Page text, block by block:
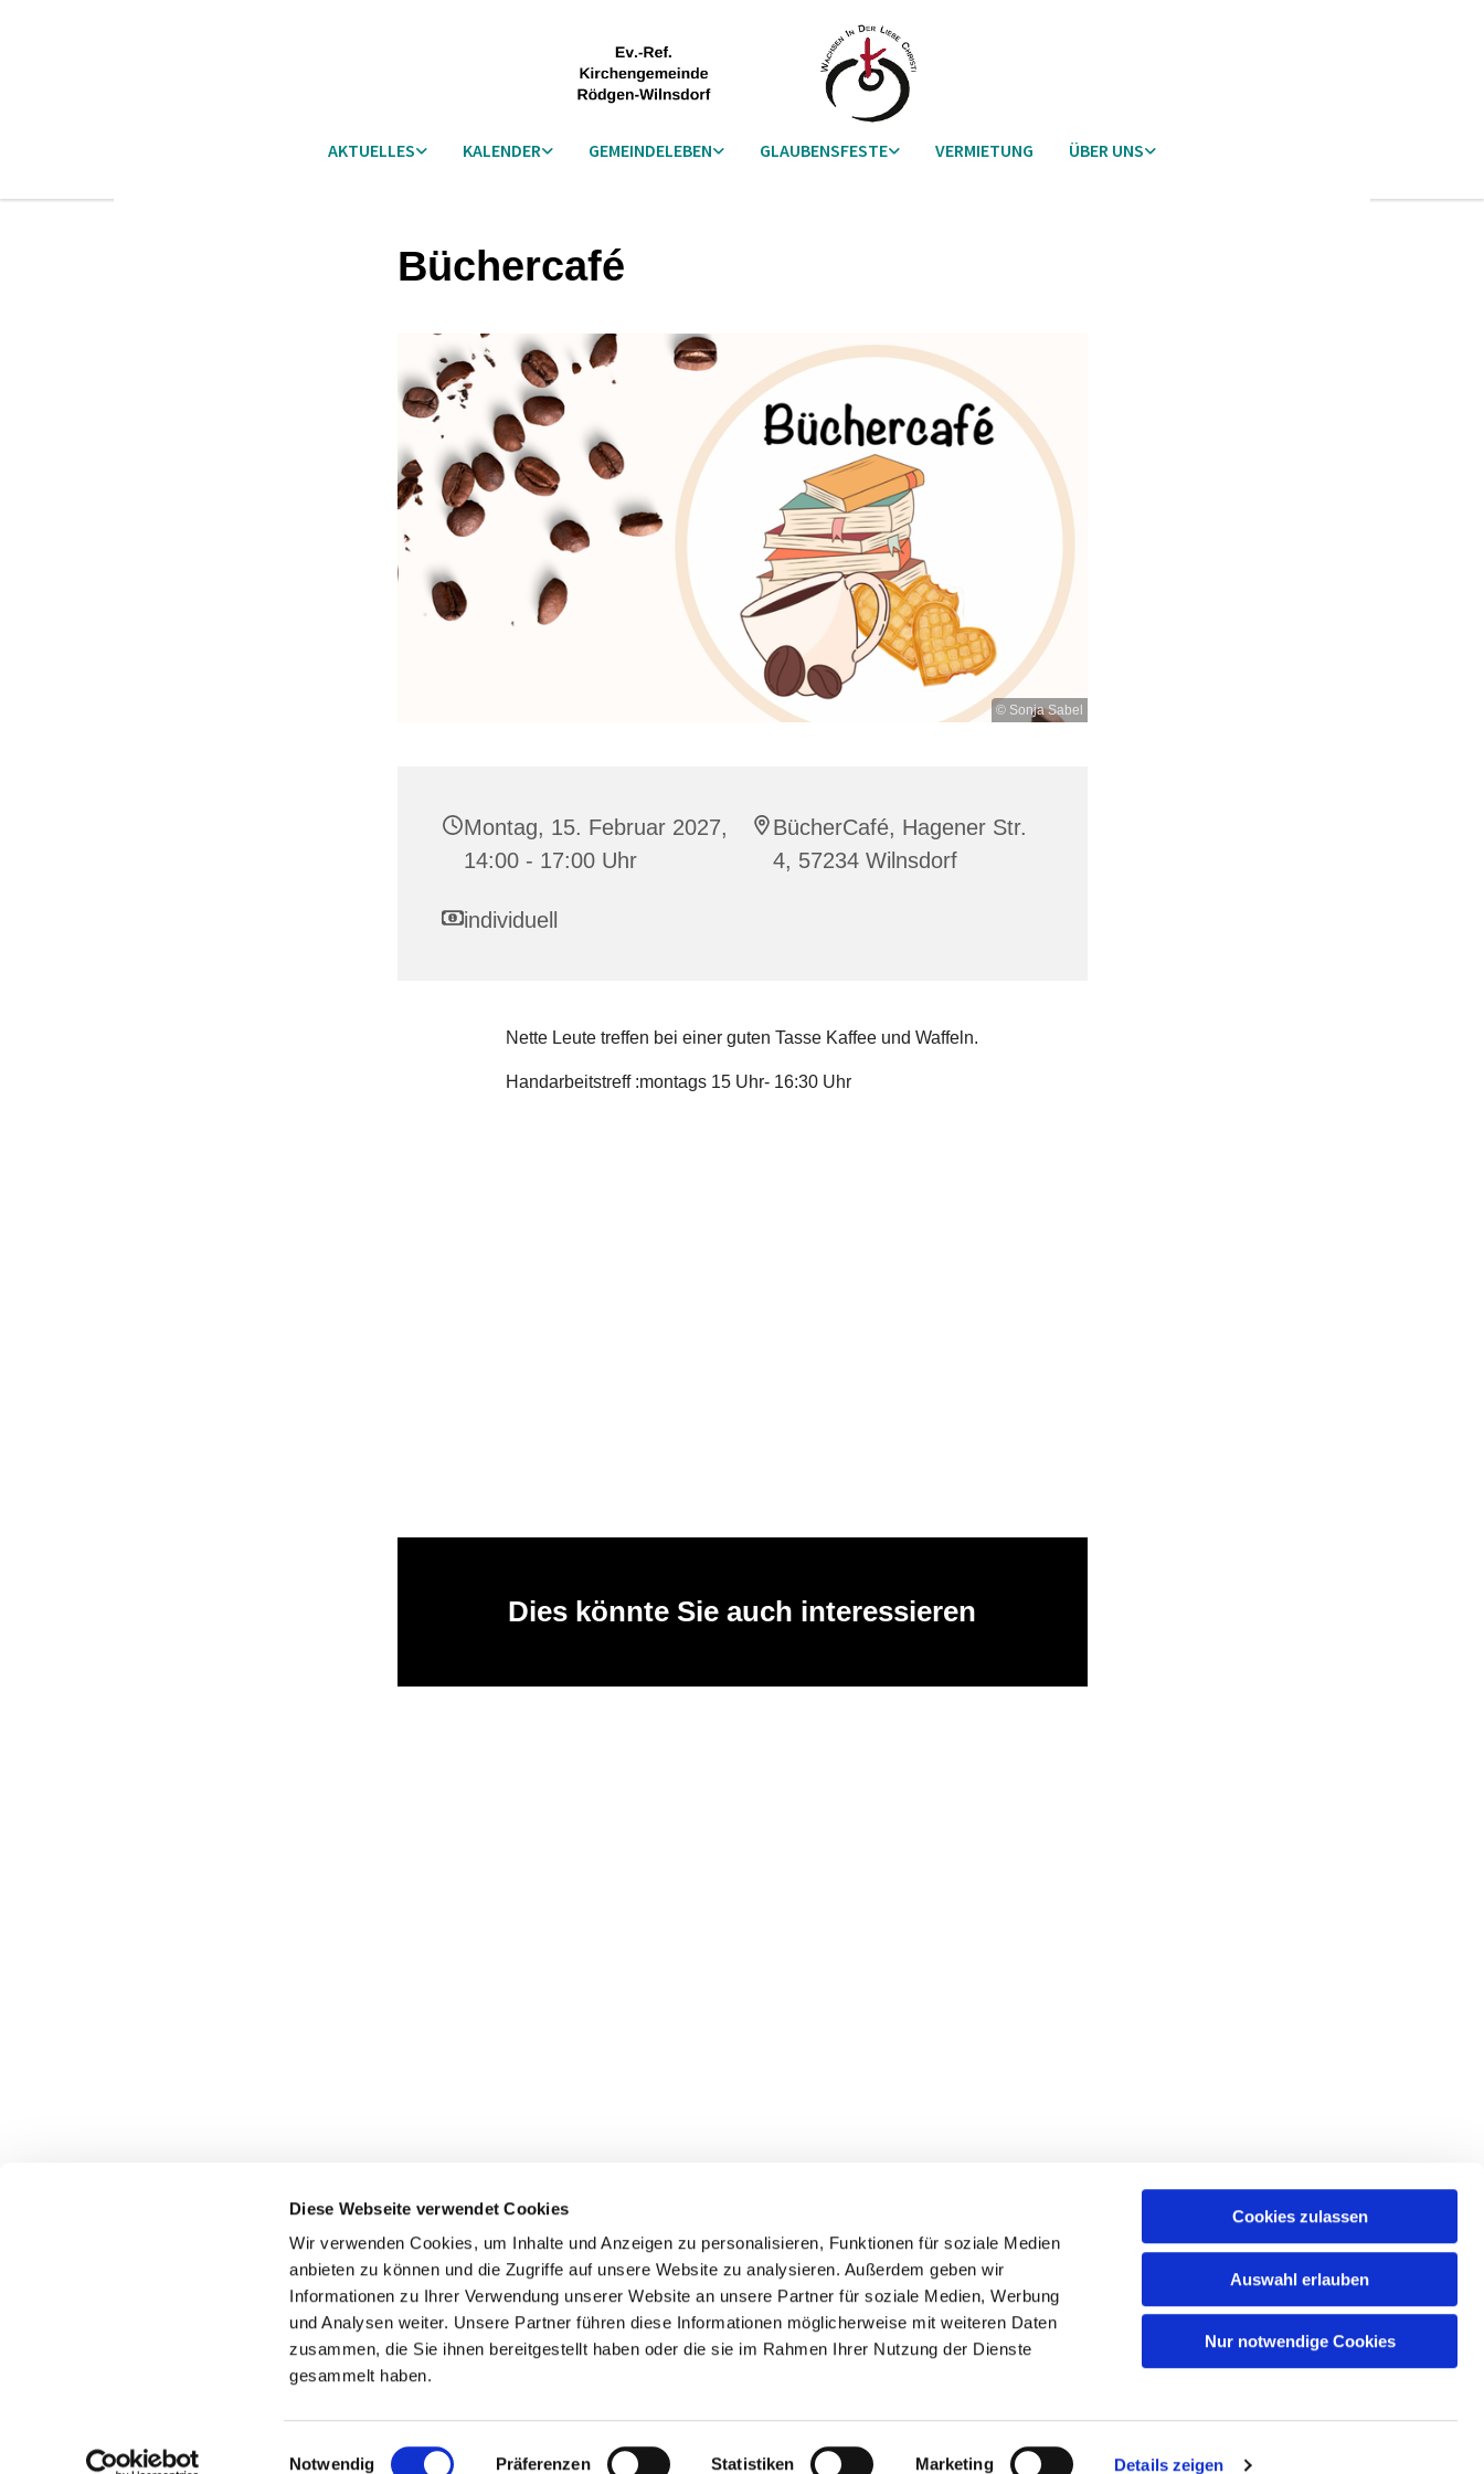
Diese Webseite verwendet Cookies
Wir verwenden Cookies, um Inhalte und Anzeigen zu personalisieren, Funktionen für soziale Medien
anbieten zu können und die Zugriffe auf unsere Website zu analysieren. Außerdem geben wir
Informationen zu Ihrer Verwendung unserer Website an unsere Partner für soziale Medien, Werbung
und Analysen weiter. Unsere Partner führen diese Informationen möglicherweise mit weiteren Daten
zusammen, die Sie ihnen bereitgestellt haben oder die sie im Rahmen Ihrer Nutzung der Dienste
gesammelt haben.
Notwendig Präferenzen Statistiken Marketing Details zeigen
Cookies zulassen
Auswahl erlauben
Nur notwendige Cookies
AKTUELLES KALENDER GEMEINDELEBEN GLAUBENSFESTE VERMIETUNG ÜBER UNS
Büchercafé
© Sonja Sabel
Montag, 15. Februar 2027,
14:00 - 17:00 Uhr
BücherCafé, Hagener Str.
4, 57234 Wilnsdorf
individuell
Nette Leute treffen bei einer guten Tasse Kaffee und Waffeln.
Handarbeitstreff :montags 15 Uhr- 16:30 Uhr
Dies könnte Sie auch interessieren

Rödgener Str. 109a
57234 Wilnsdorf
0271-317 66 870
 gemeindebuero@evkg-roewi.de
Kontaktinformationen Cookie-Richtlinie Impressum Erklärung zur Barrierefreiheit